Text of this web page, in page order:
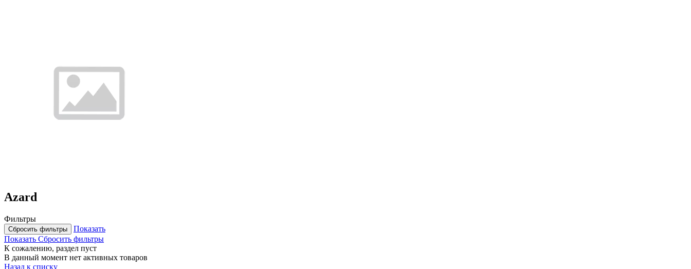
Azard
Фильтры
Сбросить фильтры
Показать
Показать Сбросить фильтры
К сожалению, раздел пуст
В данный момент нет активных товаров
Назад к списку